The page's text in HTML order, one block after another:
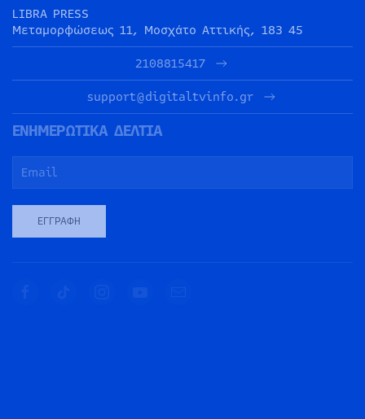
LIBRA PRESS
Μεταμορφώσεως 11, Μοσχάτο Αττικής, 183 45
2108815417
support@digitaltvinfo.gr
ΕΝΗΜΕΡΩΤΙΚΑ ΔΕΛΤΙΑ
ΕΓΓΡΑΦΉ